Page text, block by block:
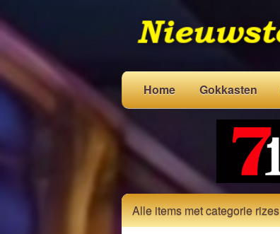
Home Gokkasten
Alle items met categorie rizes